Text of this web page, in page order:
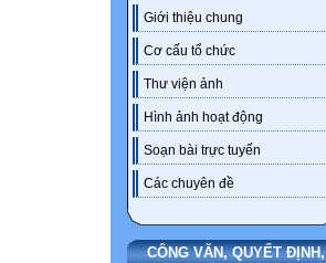
Giới thiệu chung
Cơ cấu tổ chức
Thư viện ảnh
Hình ảnh hoạt động
Soạn bài trực tuyến
Các chuyên đề
CÔNG VĂN, QUYẾT ĐỊNH,